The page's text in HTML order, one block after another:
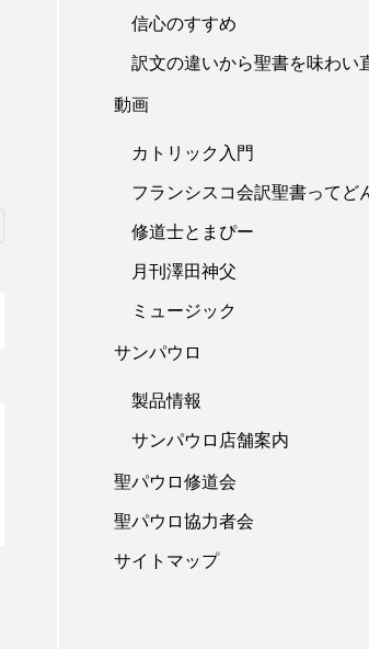
信心のすすめ
訳文の違いから聖書を味わい
動画
カトリック入門
フランシスコ会訳聖書ってど
修道士とまぴー
月刊澤田神父
ミュージック
サンパウロ
製品情報
サンパウロ店舗案内
聖パウロ修道会
聖パウロ協力者会
サイトマップ